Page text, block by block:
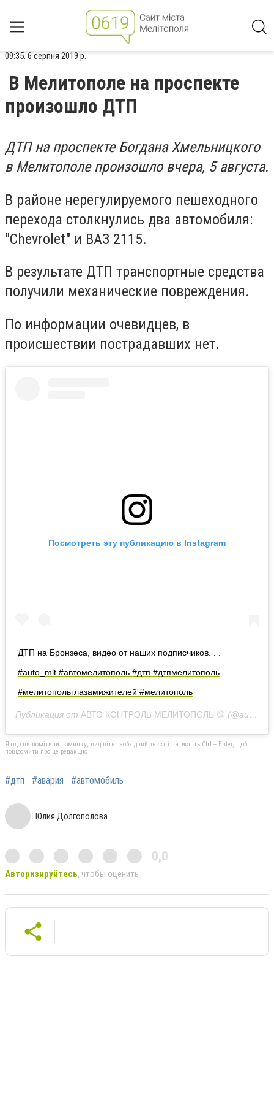
09:35, 6 серпня 2019 р.
В Мелитополе на проспекте
произошло ДТП
ДТП на проспекте Богдана Хмельницкого
в Мелитополе произошло вчера, 5 августа.
В районе нерегулируемого пешеходного
перехода столкнулись два автомобиля:
"Chevrolet" и ВАЗ 2115.
В результате ДТП транспортные средства
получили механические повреждения.
По информации очевидцев, в
происшествии пострадавших нет.
Посмотреть эту публикацию в Instagram
ДТП на Бронзеса, видео от наших подписчиков. . .
#auto_mlt #автомелитополь #дтп #дтпмелитополь
#мелитопольглазамижителей #мелитополь
Публикация от АВТО КОНТРОЛЬ МЕЛИТОПОЛЬ 🔞 (@auto_mlt)
Якщо ви помітили помилку, виділіть необхідний текст і натисніть Ctrl + Enter, щоб
повідомити про це редакцію
#дтп #авария #автомобиль
Юлия Долгополова
0,0
Авторизируйтесь, чтобы оценить